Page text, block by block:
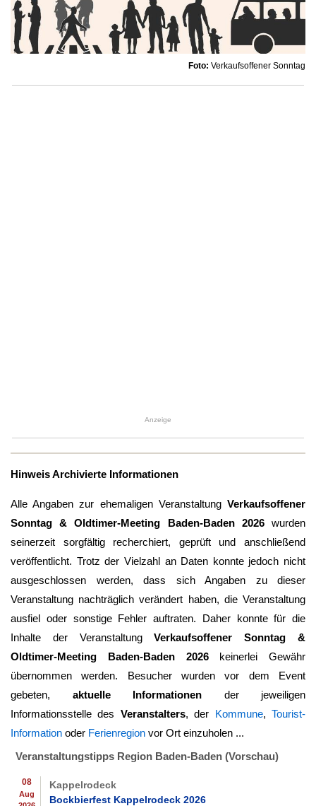
Foto: Verkaufsoffener Sonntag
Anzeige
Hinweis Archivierte Informationen
Alle Angaben zur ehemaligen Veranstaltung Verkaufsoffener
Sonntag & Oldtimer-Meeting Baden-Baden 2026wurden
seinerzeit sorgfältig recherchiert, geprüft und anschließend
veröffentlicht. Trotz der Vielzahl an Daten konnte jedoch nicht
ausgeschlossen werden, dass sich Angaben zu dieser
Veranstaltung nachträglich verändert haben, die Veranstaltung
ausfiel oder sonstige Fehler auftraten. Daher konnte für die
Inhalte der VeranstaltungVerkaufsoffener Sonntag &
Oldtimer-Meeting Baden-Baden 2026keinerlei Gewähr
übernommen werden. Besucher wurden vor dem Event
gebeten, aktuelle Informationen der jeweiligen
Informationsstelle des Veranstalters, der Kommune,Tourist-
Information oder Ferienregion vor Ort einzuholen ...
Veranstaltungstipps Region Baden-Baden (Vorschau)
08
Aug
Kappelrodeck
Bockbierfest Kappelrodeck 2026